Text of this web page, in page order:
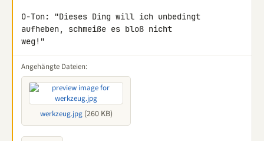
O-Ton: "Dieses Ding will ich unbedingt
aufheben, schmeiße es bloß nicht
weg!"
Angehängte Dateien:
werkzeug.jpg(260 KB)